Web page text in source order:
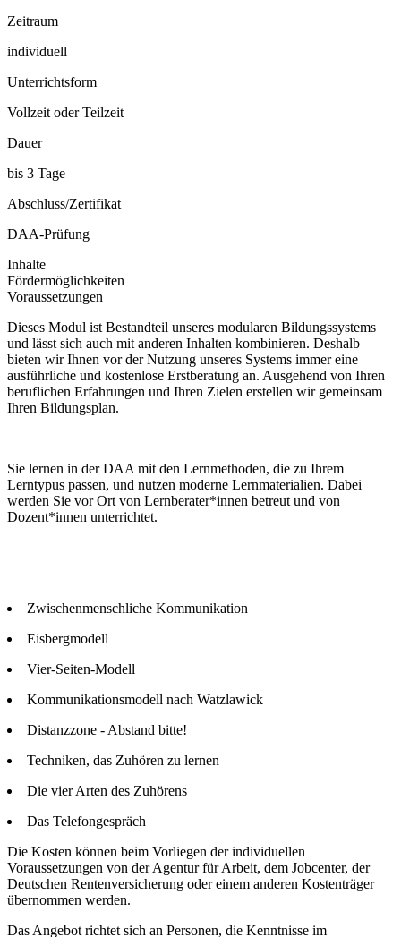
Zeitraum
individuell
Unterrichtsform
Vollzeit oder Teilzeit
Dauer
bis 3 Tage
Abschluss/Zertifikat
DAA-Prüfung
Inhalte
Fördermöglichkeiten
Voraussetzungen
Dieses Modul ist Bestandteil unseres modularen Bildungssystems
und lässt sich auch mit anderen Inhalten kombinieren. Deshalb
bieten wir Ihnen vor der Nutzung unseres Systems immer eine
ausführliche und kostenlose Erstberatung an. Ausgehend von Ihren
beruflichen Erfahrungen und Ihren Zielen erstellen wir gemeinsam
Ihren Bildungsplan.
Sie lernen in der DAA mit den Lernmethoden, die zu Ihrem
Lerntypus passen, und nutzen moderne Lernmaterialien. Dabei
werden Sie vor Ort von Lernberater*innen betreut und von
Dozent*innen unterrichtet.
Zwischenmenschliche Kommunikation
Eisbergmodell
Vier-Seiten-Modell
Kommunikationsmodell nach Watzlawick
Distanzzone - Abstand bitte!
Techniken, das Zuhören zu lernen
Die vier Arten des Zuhörens
Das Telefongespräch
Die Kosten können beim Vorliegen der individuellen
Voraussetzungen von der Agentur für Arbeit, dem Jobcenter, der
Deutschen Rentenversicherung oder einem anderen Kostenträger
übernommen werden.
Das Angebot richtet sich an Personen, die Kenntnisse im